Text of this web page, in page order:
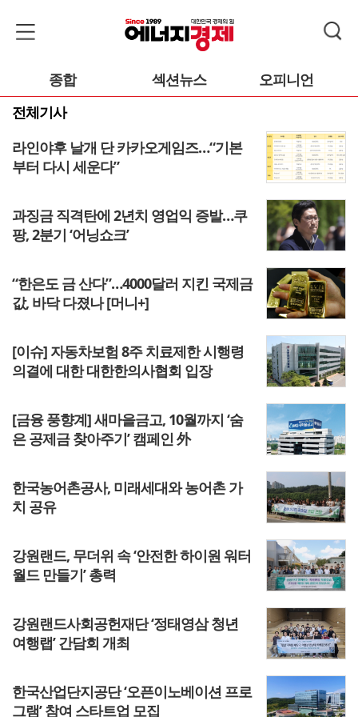
종합 섹션뉴스
오피니언
전체기사
라인야후 날개 단 카카오게임즈…“기본
부터 다시 세운다”
과징금 직격탄에 2년치 영업익 증발…쿠
팡, 2분기 ‘어닝쇼크’
“한은도 금 산다”…4000달러 지킨 국제금
값, 바닥 다졌나 [머니+]
[이슈] 자동차보험 8주 치료제한 시행령
의결에 대한 대한한의사협회 입장
[금융 풍향계] 새마을금고, 10월까지 ‘숨
은 공제금 찾아주기’ 캠페인 外
한국농어촌공사, 미래세대와 농어촌 가
치 공유
강원랜드, 무더위 속 ‘안전한 하이원 워터
월드 만들기’ 총력
강원랜드사회공헌재단 ‘정태영삼 청년
여행랩’ 간담회 개최
한국산업단지공단 ‘오픈이노베이션 프로
그램’ 참여 스타트업 모집